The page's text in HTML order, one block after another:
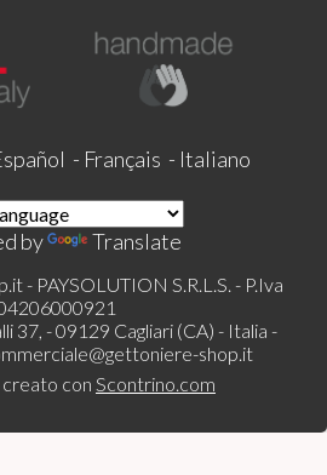
- Français - Italiano
by Translate
- PAYSOLUTION S.R.L.S. - P.Iva
37, - 09129 Cagliari (CA) - Italia -
shop.it
con Scontrino.com